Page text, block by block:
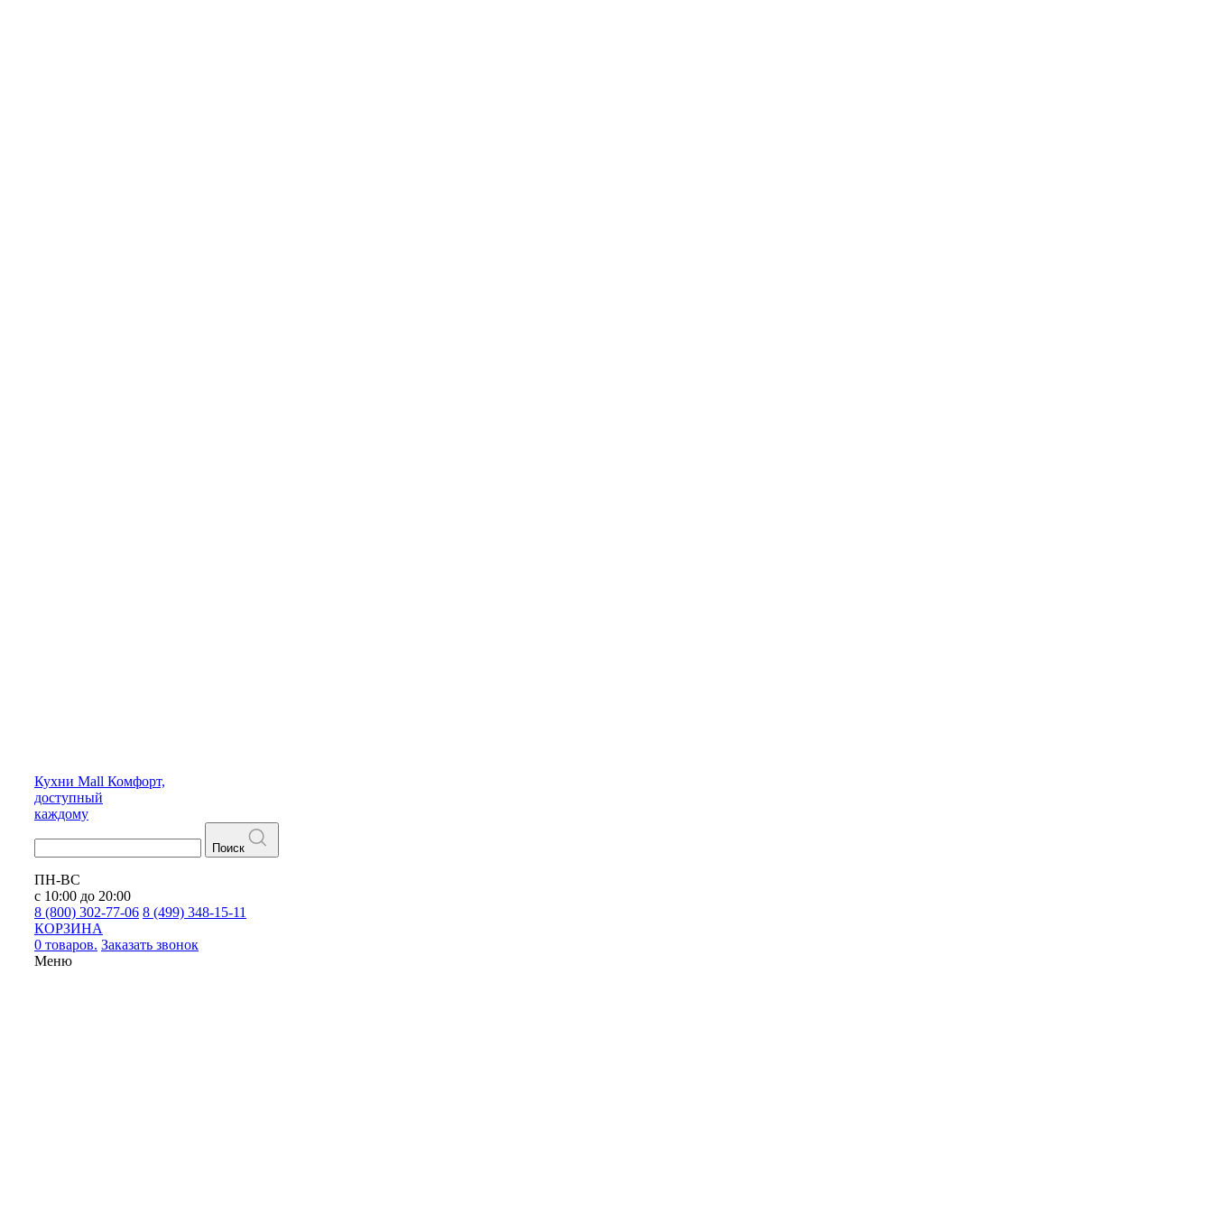
Кухни Mall Комфорт,
доступный
каждому
Поиск
ПН-ВС
с 10:00 до 20:00
8 (800) 302-77-06 8 (499) 348-15-11
КОРЗИНА
0 товаров. Заказать звонок
Меню